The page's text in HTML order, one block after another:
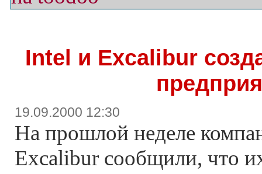
Intel и Excalibur
19.09.2000 12:30
На прошлой неделе
Excalibur сообщили, что